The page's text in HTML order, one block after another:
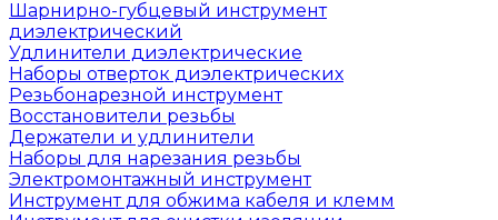
Шарнирно-губцевый инструмент
диэлектрический
Удлинители диэлектрические
Наборы отверток диэлектрических
Резьбонарезной инструмент
Восстановители резьбы
Держатели и удлинители
Наборы для нарезания резьбы
Электромонтажный инструмент
Инструмент для обжима кабеля и клемм